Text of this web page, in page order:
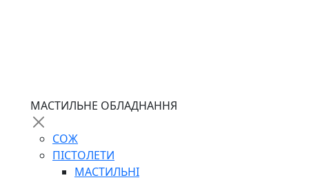
МАСТИЛЬНЕ ОБЛАДНАННЯ
СОЖ
ПІСТОЛЕТИ
МАСТИЛЬНІ